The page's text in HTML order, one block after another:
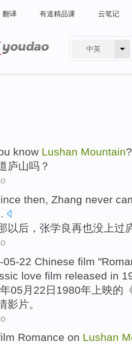
翻译 有道精品课 云笔记
中英
know Lushan Mountain?
庐山吗？
then, Zhang never
以后 ， 张学良再也没 上过
05-22 Chinese film "
love film released in
05月22日1980年 上映的
影片 。
Romance on Lushan